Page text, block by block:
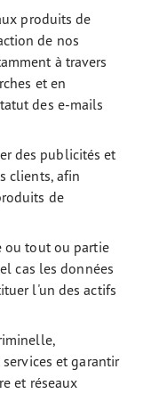
produits de
de nos
à travers
et en
des e-mails
des publicités et
clients, afin
de
ou tout ou partie
cas les données
l'un des actifs
et garantir
et réseaux